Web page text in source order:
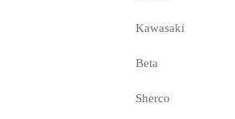
Kawasaki
Beta
Sherco